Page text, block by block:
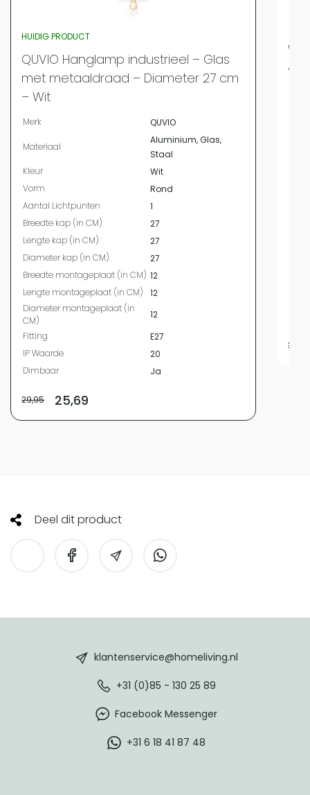
HUIDIG PRODUCT
QUVIO Hanglamp industrieel – Glas
met metaaldraad – Diameter 27 cm
– Wit
Merk QUVIO
Materiaal
Aluminium, Glas,
Staal
Kleur
Wit
Vorm
Rond
Aantal Lichtpunten
1
Breedte kap (in CM)
27
Lengte kap (in CM)
27
Diameter kap (in CM)
27
Breedte montageplaat (in CM) 12
Lengte montageplaat (in CM)
12
Diameter montageplaat (in
CM)
12
Fitting
E27
IP Waarde
20
Dimbaar
Ja
29,95 25,69
Deel dit product
klantenservice@homeliving.nl
+31 (0)85 - 130 25 89
Facebook Messenger
+31 6 18 41 87 48